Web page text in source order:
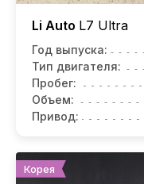
Li Auto L7 Ultra
Год выпуска:
Тип двигателя:
Пробег:
Объем:
Привод:
Корея